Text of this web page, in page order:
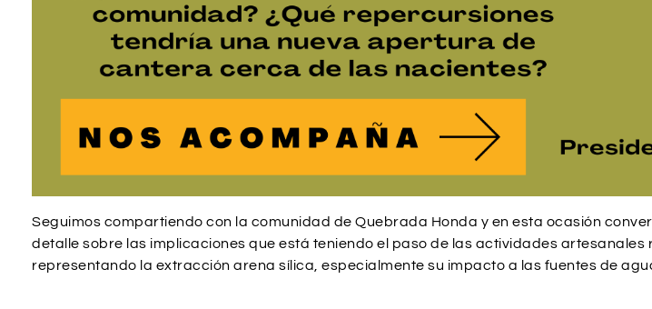
Seguimos compartiendo con la comunidad de Quebrada Honda y en esta ocasión
detalle sobre las implicaciones que está teniendo el paso de las actividades
representando la extracción arena sílica, especialmente su impacto a las fuentes de